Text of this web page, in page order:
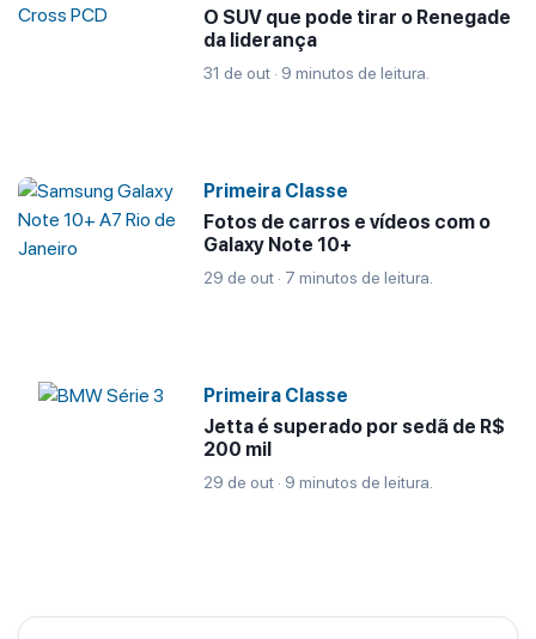
O SUV que pode tirar o Renegade
da liderança
31 de out · 9 minutos de leitura.
Primeira Classe
Fotos de carros e vídeos com o
Galaxy Note 10+
29 de out · 7 minutos de leitura.
Primeira Classe
Jetta é superado por sedã de R$
200 mil
29 de out · 9 minutos de leitura.